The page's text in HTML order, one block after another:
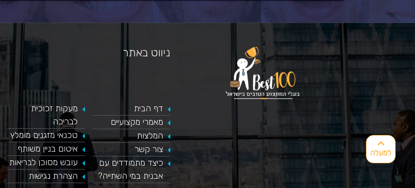
למעלה
כאן מופיע חלון פייסבוק, למעבר לפייסבוק לחץ כאן
ניווט באתר
דף הבית
מאמרי מקצועיים
המלצות
צור קשר
כיצד מתמודדים עם
אבנית במי השתייה?
​מעקות זכוכית
לבריכה
טכנאי מזגנים מומלץ
איטום בניין משותף
עובש מסוכן לבריאות
הצהרת נגישות